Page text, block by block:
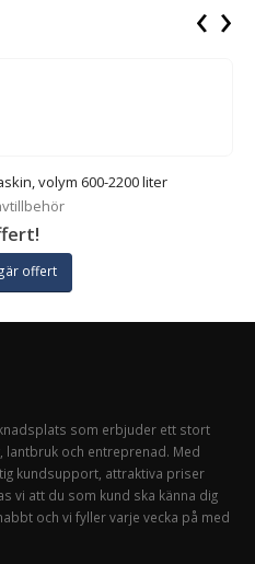
volym 600-2200 liter
offert
‹ ›
som erbjuder ett stort
och entreprenad. Med
kundsupport, attraktiva priser
vi att du som kund ska känna dig
och vi fyller varje vecka på med